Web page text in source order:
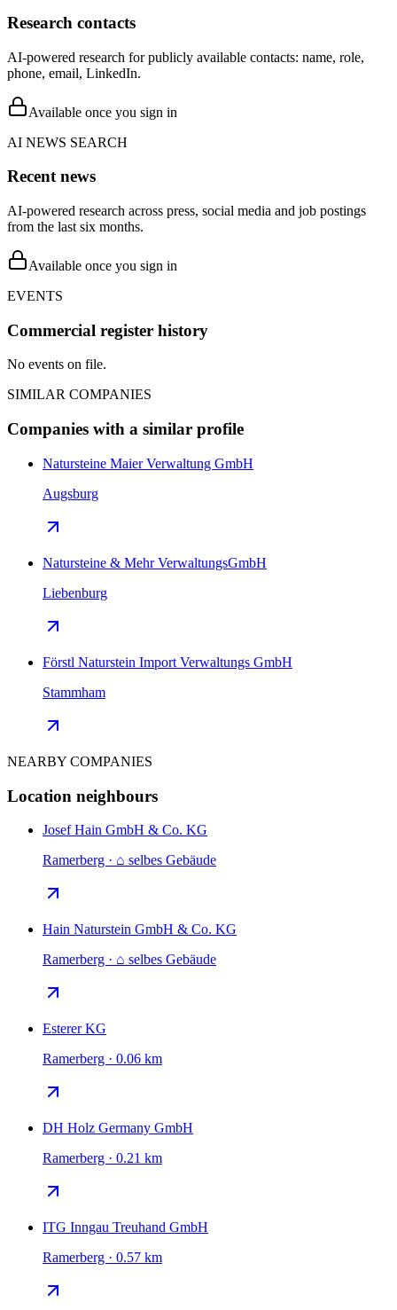
Research contacts
AI-powered research for publicly available contacts: name, role,
phone, email, LinkedIn.
Available once you sign in
AI NEWS SEARCH
Recent news
AI-powered research across press, social media and job postings
from the last six months.
Available once you sign in
EVENTS
Commercial register history
No events on file.
SIMILAR COMPANIES
Companies with a similar profile
Natursteine Maier Verwaltung GmbH
Augsburg
Natursteine & Mehr VerwaltungsGmbH
Liebenburg
Förstl Naturstein Import Verwaltungs GmbH
Stammham
NEARBY COMPANIES
Location neighbours
Josef Hain GmbH & Co. KG
Ramerberg · ⌂ selbes Gebäude
Hain Naturstein GmbH & Co. KG
Ramerberg · ⌂ selbes Gebäude
Esterer KG
Ramerberg · 0.06 km
DH Holz Germany GmbH
Ramerberg · 0.21 km
ITG Inngau Treuhand GmbH
Ramerberg · 0.57 km